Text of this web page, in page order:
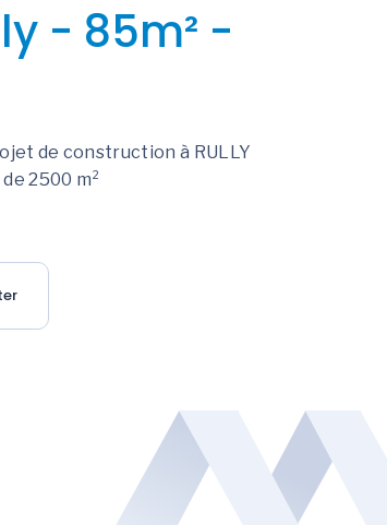
- 85m² -
de construction à RULLY
2500 m²